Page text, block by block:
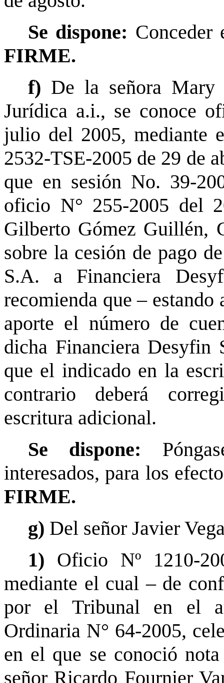
Se dispone: Conceder
FIRME.
f) De la señora Mary
Jurídica a.i., se conoce
julio del 2005, mediante
2532-TSE-2005 de 29 de
que en sesión No. 39-
oficio N° 255-2005 del
Gilberto Gómez Guillén,
sobre la cesión de pago
S.A. a Financiera
recomienda que –
aporte el número de
dicha Financiera Desyfin
que el indicado en la
contrario deberá
escritura adicional.
Se dispone:
interesados, para los
FIRME.
g) Del señor Javier
1) Oficio Nº 1210-
mediante el cual – de
por el Tribunal en el
Ordinaria N° 64-2005,
en el que se conoció
señor Ricardo Fournier